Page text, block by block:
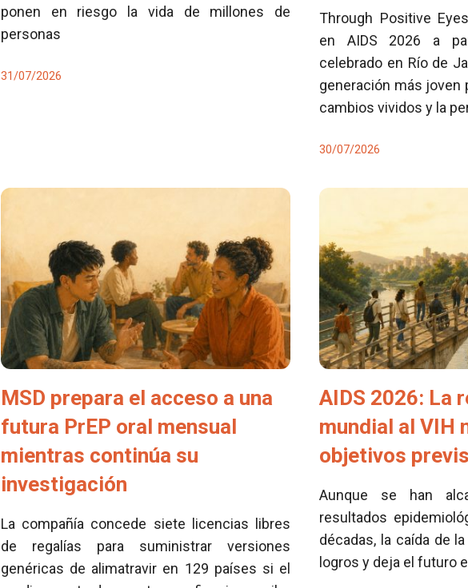
ponen en riesgo la vida de millones de
personas
31/07/2026
Through Positive
en AIDS 2026 a
celebrado en Río de
generación más joven
cambios vividos y la
30/07/2026
MSD prepara el acceso a una
futura PrEP oral mensual
mientras continúa su
investigación
La compañía concede siete licencias libres
de regalías para suministrar versiones
genéricas de alimatravir en 129 países si el
AIDS 2026: La
mundial al VIH
objetivos
Aunque se han
resultados
décadas, la caída de
logros y deja el futuro